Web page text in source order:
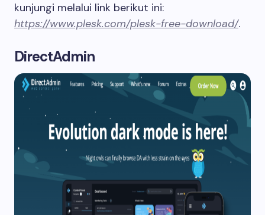
kunjungi melalui link berikut ini:
https://www.plesk.com/plesk-free-download/.
DirectAdmin